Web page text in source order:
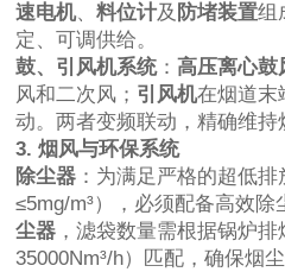
速电机、料位计及 防堵装置组
定、可调供给。
鼓、引风机系统： 高压离心鼓
风和二次风； 引风机在烟道末
动。两者变频联动，精确维持
3. 烟风与环保系统
除尘器 ：为满足严格的超低
≤5mg/m³），必须配备高效
尘器 ，滤袋数量需根据锅炉
35000Nm³/h）匹配，确保烟尘